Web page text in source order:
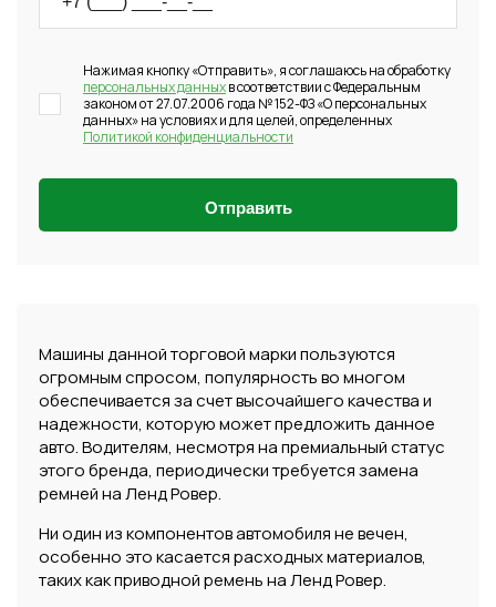
Нажимая кнопку «Отправить», я соглашаюсь на обработку
персональных данныхв соответствии с Федеральным
законом от 27.07.2006 года № 152-ФЗ «О персональных
данных» на условиях и для целей, определенных
Политикой конфиденциальности
Отправить
Машины данной торговой марки пользуются
огромным спросом, популярность во многом
обеспечивается за счет высочайшего качества и
надежности, которую может предложить данное
авто. Водителям, несмотря на премиальный статус
этого бренда, периодически требуется замена
ремней на Ленд Ровер.
Ни один из компонентов автомобиля не вечен,
особенно это касается расходных материалов,
таких как приводной ремень на Ленд Ровер.